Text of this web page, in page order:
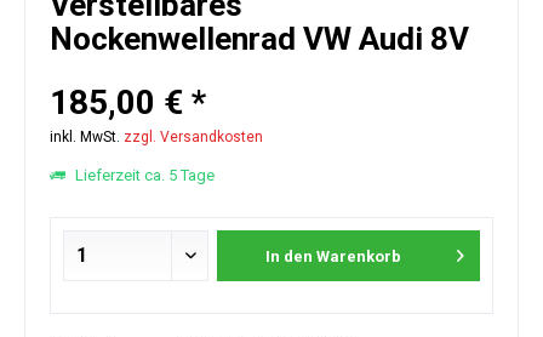
Nockenwellenrad VW Audi 8V
185,00 € *
inkl. MwSt. zzgl. Versandkosten
Lieferzeit ca. 5 Tage
In den Warenkorb